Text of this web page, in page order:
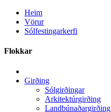
Heim
Vörur
Sólfestingarkerfi
Flokkar
Girðing
Sólgirðingar
Arkitektúrgirðing
Landbúnaðargirðing